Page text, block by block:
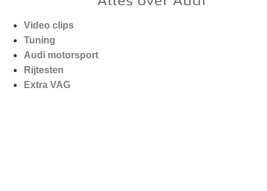
Video clips
Tuning
Audi motorsport
Rijtesten
Extra VAG